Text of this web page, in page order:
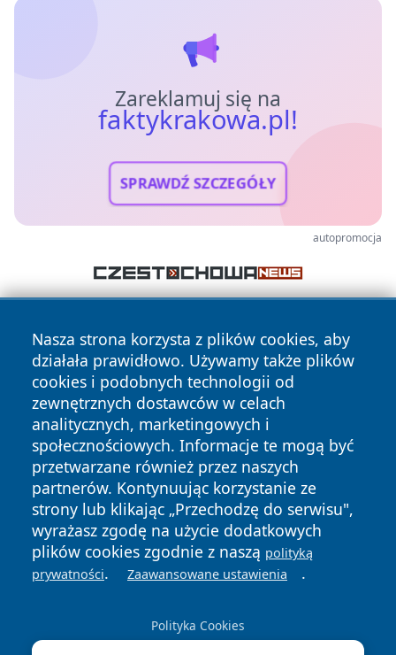
Zareklamuj się na
faktykrakowa.pl!
SPRAWDŹ SZCZEGÓŁY
autopromocja
Nasza strona korzysta z plików cookies, aby
działała prawidłowo. Używamy także plików
cookies i podobnych technologii od
zewnętrznych dostawców w celach
analitycznych, marketingowych i
społecznościowych. Informacje te mogą być
przetwarzane również przez naszych
partnerów. Kontynuując korzystanie ze
strony lub klikając „Przechodzę do serwisu",
wyrażasz zgodę na użycie dodatkowych
plików cookies zgodnie z naszą polityką
prywatności. Zaawansowane ustawienia .
Polityka Cookies
Copyright © 2026 faktykrakowa.pl Wszystkie prawa
zastrzeżone.
News Autorzy
Polityka
Prywatności
Polityka
Cookies